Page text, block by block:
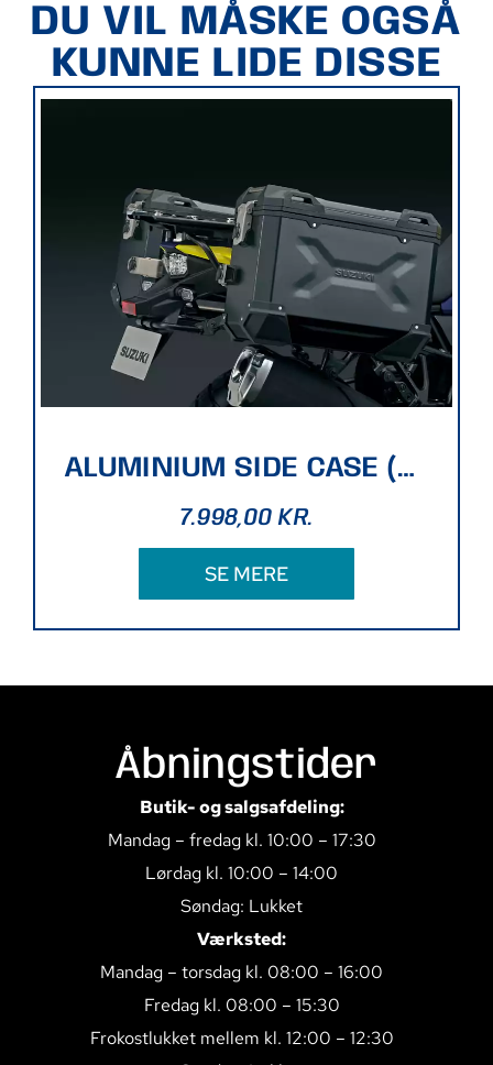
DU VIL MÅSKE OGSÅ
KUNNE LIDE DISSE
ALUMINIUM SIDE CASE (BLACK)
7.998,00KR.
SE MERE
Åbningstider
Butik- og salgsafdeling:
Mandag – fredag kl. 10:00 – 17:30
Lørdag kl. 10:00 – 14:00
Søndag: Lukket
Værksted:
Mandag – torsdag kl. 08:00 – 16:00
Fredag kl. 08:00 – 15:30
Frokostlukket mellem kl. 12:00 – 12:30